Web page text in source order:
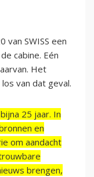
van SWISS een
cabine. Eén
Het
van dat geval.
25 jaar. In
en
om aandacht
brengen,